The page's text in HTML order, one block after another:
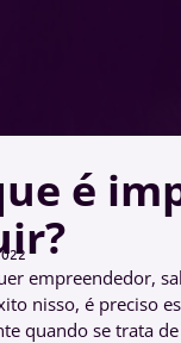
é
empreendedor,
nisso, é preciso
quando se trata de